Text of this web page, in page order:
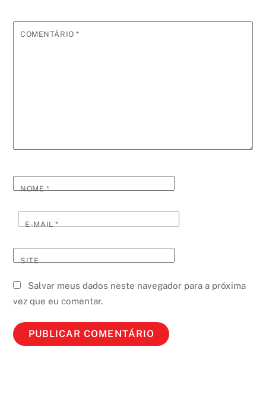
COMENTÁRIO*
NOME*
E-MAIL*
SITE
Salvar meus dados neste navegador para a próxima
vez que eu comentar.